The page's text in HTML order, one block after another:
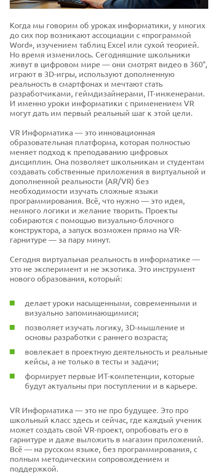
Когда мы говорим об уроках информатики, у многих
до сих пор возникают ассоциации с «программой
Word», изучением таблиц Excel или сухой теорией.
Но время изменилось. Сегодняшние школьники
живут в цифровом мире — они смотрят видео в 360°,
играют в 3D-игры, используют дополненную
реальность в смартфонах и мечтают стать
разработчиками, геймдизайнерами, IT-инженерами.
И именно уроки информатики с применением VR
могут дать им первый реальный шаг к этой цели.
VR Информатика — это инновационная
образовательная платформа, которая полностью
меняет подход к преподаванию цифровых
дисциплин. Она позволяет школьникам и студентам
создавать собственные приложения в виртуальной и
дополненной реальности (AR/VR) без
необходимости изучать сложные языки
программирования. Всё, что нужно — это идея,
немного логики и желание творить. Проекты
собираются с помощью визуально-блочного
конструктора, а запуск возможен прямо на VR-
гарнитуре — за пару минут.
Сегодня виртуальная реальность в информатике —
это не эксперимент и не экзотика. Это инструмент
нового образования, который:
делает уроки насыщенными, современными и
визуально запоминающимися;
позволяет изучать логику, 3D-мышление и
основы разработки с раннего возраста;
вовлекает в проектную деятельность и реальные
кейсы, а не только в тесты и задачи;
формирует первые ИТ-компетенции, которые
будут актуальны при поступлении и в карьере.
VR Информатика — это не про будущее. Это про
школьный класс здесь и сейчас, где каждый ученик
может создать свой VR-проект, опробовать его в
гарнитуре и даже выложить в магазин приложений.
Всё — на русском языке, без программирования, с
полным методическим сопровождением и
поддержкой.